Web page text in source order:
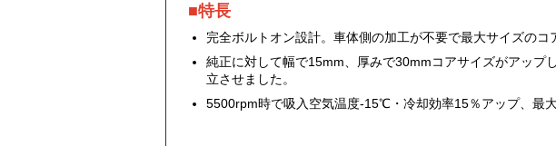
■特長
完全ボルトオン設計。車体側の加工が不要で最大サイズのコ
純正に対して幅で15mm、厚みで30mmコアサイズがアップ
立させました。
5500rpm時で吸入空気温度-15℃・冷却効率15％アップ、最